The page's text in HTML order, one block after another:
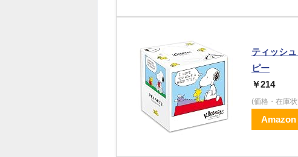
ティッシ
ピー
￥214
(価格・在庫
Amazon